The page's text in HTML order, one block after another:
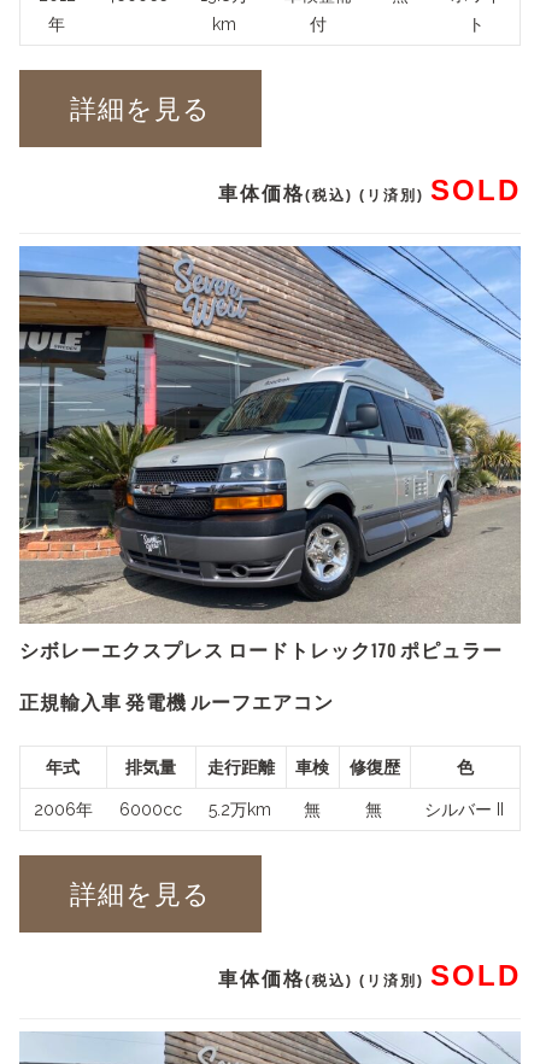
年
km
付
ト
詳細を見る
車体価格(税込) (リ済別)SOLD
シボレーエクスプレス ロードトレック170 ポピュラー
正規輸入車 発電機 ルーフエアコン
年式 排気量 走行距離 車検 修復歴 色
2006年 6000cc 5.2万km 無 無 シルバー II
詳細を見る
車体価格(税込) (リ済別)SOLD